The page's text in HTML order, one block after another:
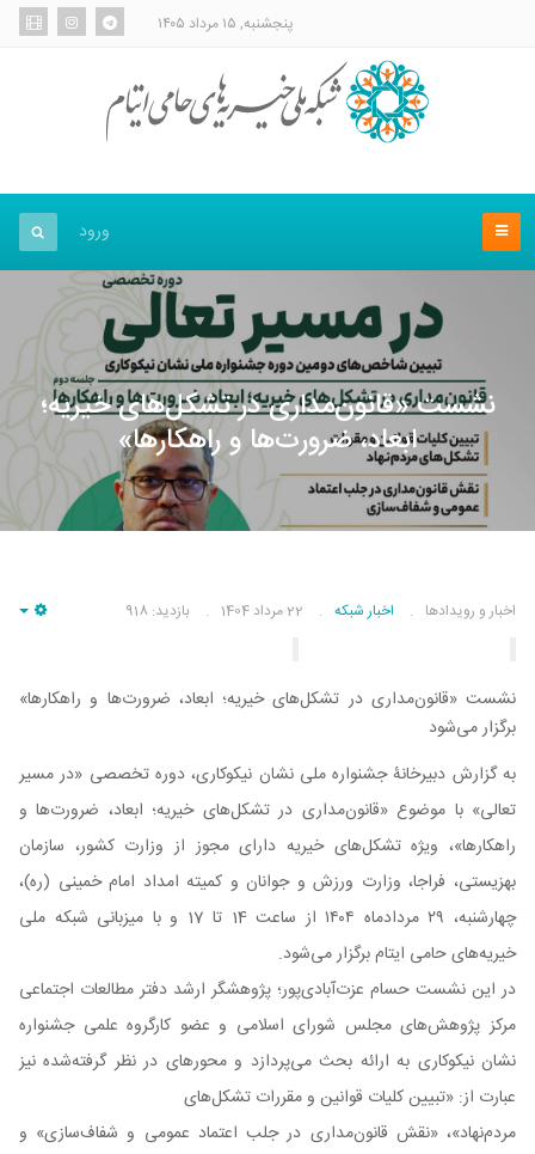
پنجشنبه, ۱۵ مرداد ۱۴۰۵
ورود
نشست «قانون‌مداری در تشکل‌های خیریه؛
ابعاد، ضرورت‌ها و راهکارها»
اخبار و رویدادها اخبار شبکه 22 مرداد 1404 بازدید: 918
نشست «قانون‌مداری در تشکل‌های خیریه؛ ابعاد، ضرورت‌ها و راهکارها»
برگزار می‌شود
به گزارش دبیرخانۀ جشنواره ملی نشان نیکوکاری، دوره تخصصی «در مسیر
تعالی» با موضوع «قانون‌مداری در تشکل‌های خیریه؛ ابعاد، ضرورت‌ها و
راهکارها»، ویژه تشکل‌های خیریه دارای مجوز از وزارت کشور، سازمان
بهزیستی، فراجا، وزارت ورزش و جوانان و کمیته امداد امام خمینی (ره)،
چهارشنبه، ۲۹ مردادماه ۱۴۰۴ از ساعت 14 تا 17 و با میزبانی شبکه ملی
خیریه‌های حامی ایتام برگزار می‌شود.
در این نشست حسام عزت‌آبادی‌پور؛ پژوهشگر ارشد دفتر مطالعات اجتماعی
مرکز پژوهش‌های مجلس شورای اسلامی و عضو کارگروه علمی جشنواره
نشان نیکوکاری به ارائه بحث می‌پردازد و محورهای در نظر گرفته‌شده نیز
عبارت از: «تبیین کلیات قوانین و مقررات تشکل‌های
مردم‌نهاد»، «نقش قانون‌مداری در جلب اعتماد عمومی و شفاف‌سازی» و